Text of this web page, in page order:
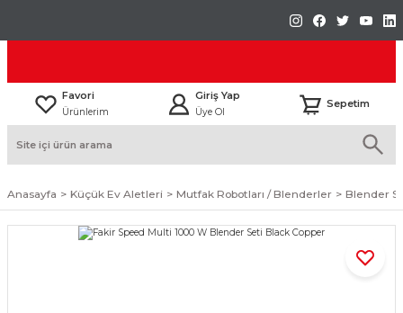
Favori
Ürünlerim
Giriş Yap
Üye Ol
Sepetim
Anasayfa Küçük Ev Aletleri Mutfak Robotları / Blenderler Blender